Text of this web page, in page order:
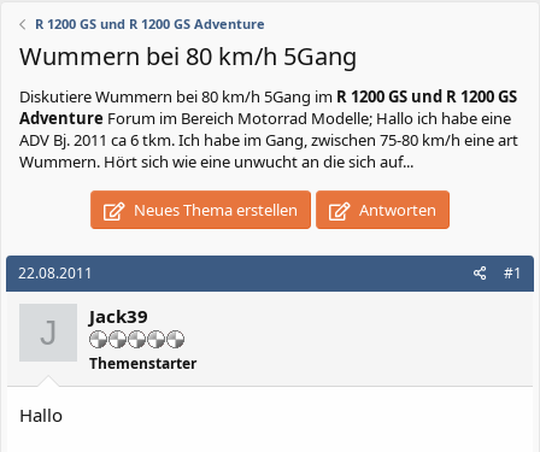
R 1200 GS und R 1200 GS Adventure
Wummern bei 80 km/h 5Gang
DiskutiereWummern bei 80 km/h 5Gang im R 1200 GS und R 1200 GS
Adventure Forum im Bereich Motorrad Modelle; Hallo ich habe eine
ADV Bj. 2011 ca 6 tkm. Ich habe im Gang, zwischen 75-80 km/h eine art
Wummern. Hört sich wie eine unwucht an die sich auf...
Neues Thema erstellen Antworten
22.08.2011 #1
J Jack39
Themenstarter
Hallo